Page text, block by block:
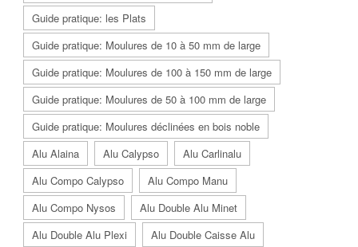
Guide pratique: les Plats
Guide pratique: Moulures de 10 à 50 mm de large
Guide pratique: Moulures de 100 à 150 mm de large
Guide pratique: Moulures de 50 à 100 mm de large
Guide pratique: Moulures déclinées en bois noble
Alu Alaina
Alu Calypso
Alu Carlinalu
Alu Compo Calypso
Alu Compo Manu
Alu Compo Nysos
Alu Double Alu Minet
Alu Double Alu Plexi
Alu Double Caisse Alu